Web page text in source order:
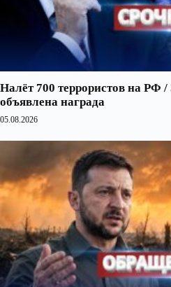
Налёт 700 террористов на РФ
объявлена награда
05.08.2026